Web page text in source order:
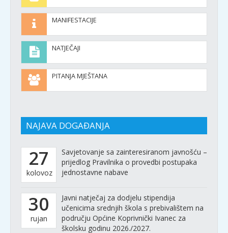
MANIFESTACIJE
NATJEČAJI
PITANJA MJEŠTANA
NAJAVA DOGAĐANJA
27
kolovoz
Savjetovanje sa zainteresiranom javnošću –
prijedlog Pravilnika o provedbi postupaka
jednostavne nabave
30
rujan
Javni natječaj za dodjelu stipendija
učenicima srednjih škola s prebivalištem na
području Općine Koprivnički Ivanec za
školsku godinu 2026./2027.